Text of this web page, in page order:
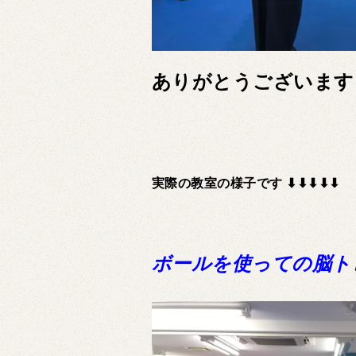
ありがとうございま
実際の教室の様子です ⬇︎⬇︎⬇︎⬇︎⬇︎
ボールを使っての脳